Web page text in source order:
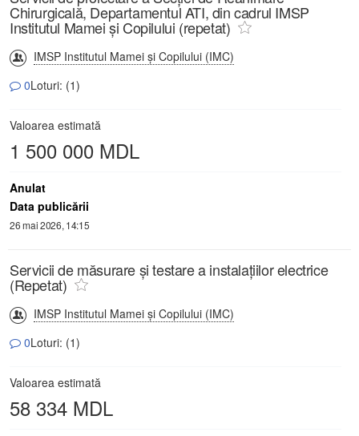
Chirurgicală, Departamentul ATI, din cadrul IMSP
Institutul Mamei și Copilului (repetat)
IMSP Institutul Mamei și Copilului (IMC)
0Loturi: (1)
Valoarea estimată
1 500 000 MDL
Anulat
Data publicării
26 mai 2026, 14:15
Servicii de măsurare și testare a instalațiilor electrice
(Repetat)
IMSP Institutul Mamei și Copilului (IMC)
0Loturi: (1)
Valoarea estimată
58 334 MDL